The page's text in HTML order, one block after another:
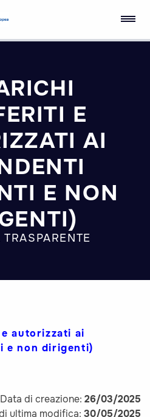
E
AI
E NON
autorizzati ai
e non dirigenti)
Data di creazione: 26/03/2025
ultima modifica: 30/05/2025